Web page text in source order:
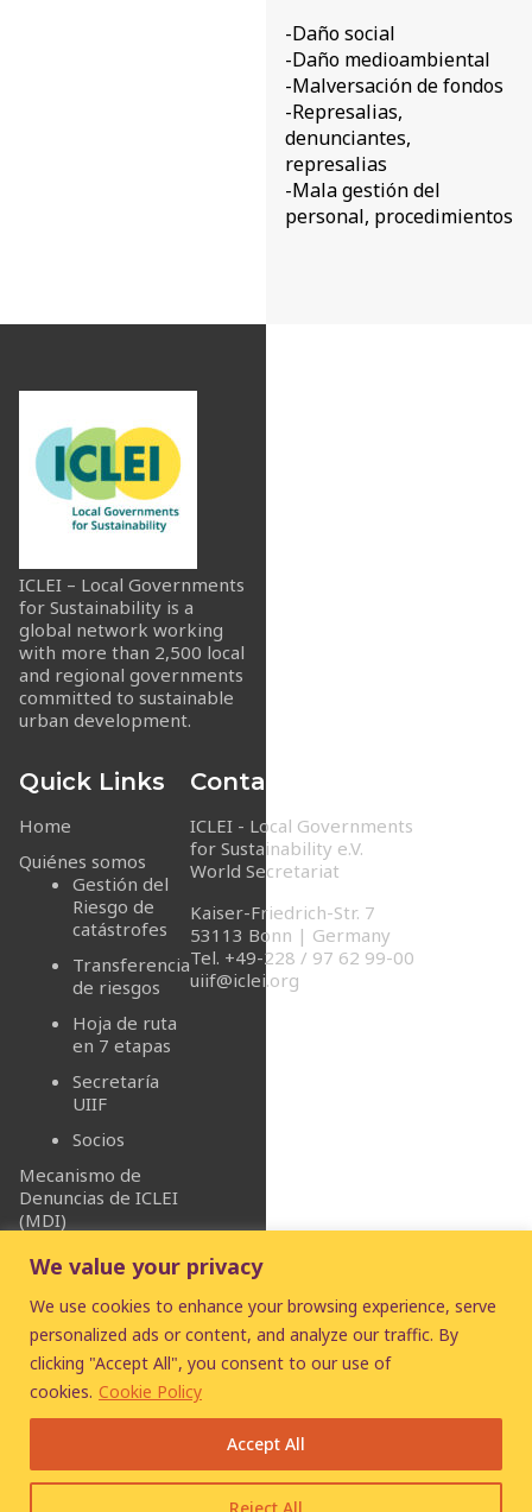
We value your privacy
We use cookies to enhance your browsing experience, serve
personalized ads or content, and analyze our traffic. By
clicking "Accept All", you consent to our use of
cookies. Cookie Policy
Reject All
Accept All
-Daño social
-Daño medioambiental
-Malversación de fondos
-Represalias,
denunciantes,
represalias
-Mala gestión del
personal, procedimientos
ICLEI – Local Governments
for Sustainability is a
global network working
with more than 2,500 local
and regional governments
committed to sustainable
urban development.
Quick Links
Home
Quiénes somos
Gestión del
Riesgo de
catástrofes
Transferencia
de riesgos
Hoja de ruta
en 7 etapas
Secretaría
UIIF
Socios
Mecanismo de
Denuncias de ICLEI
(MDI)
Contact Info
ICLEI - Local Governments
for Sustainability e.V.
World Secretariat
Kaiser-Friedrich-Str. 7
53113 Bonn | Germany
Tel. +49-228 / 97 62 99-00
uiif@iclei.org
© 2026UIIF - Urban
Infrastructure Insurance
Facility
statement|Privacy policy